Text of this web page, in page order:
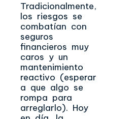
Tradicionalmente,
los riesgos se
combatían con
seguros
financieros muy
caros y un
mantenimiento
reactivo (esperar
a que algo se
rompa para
arreglarlo). Hoy